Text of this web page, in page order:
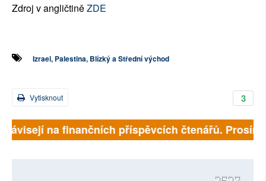
Zdroj v angličtiněZDE
Izrael, Palestina, Blízký a Střední východ
3
Vytisknout
na finančních příspěvcích čtenářů. Prosíme,